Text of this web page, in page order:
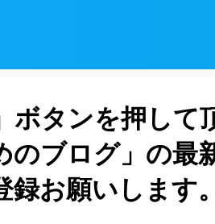
ボタンを押して
のブログ」の最
お願いします。